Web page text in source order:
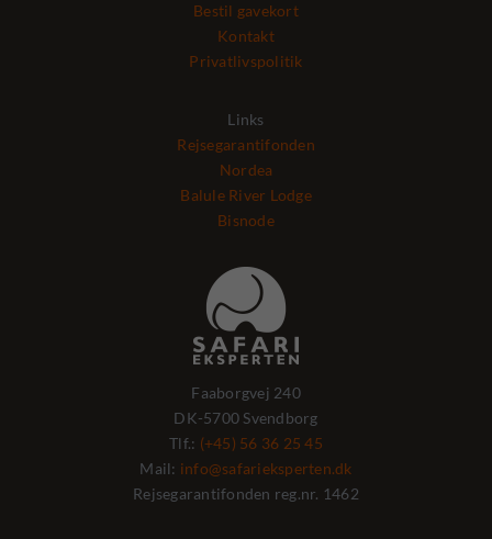
Bestil gavekort
Kontakt
Privatlivspolitik
Links
Rejsegarantifonden
Nordea
Balule River Lodge
Bisnode
Faaborgvej 240
DK-5700 Svendborg
Tlf.: (+45) 56 36 25 45
Mail: info@safarieksperten.dk
Rejsegarantifonden reg.nr. 1462